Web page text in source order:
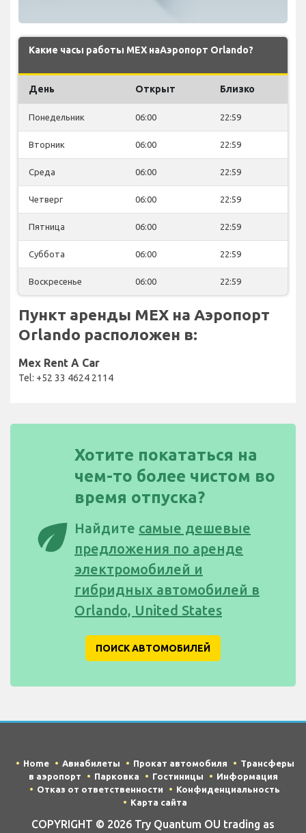
Какие часы работы MEX наАэропорт Orlando?
День Открыт Близко
Понедельник 06:00 22:59
Вторник 06:00 22:59
Среда 06:00 22:59
Четверг 06:00 22:59
Пятница 06:00 22:59
Суббота 06:00 22:59
Воскресенье 06:00 22:59
Пункт аренды MEX на Аэропорт
Orlando расположен в:
Mex Rent A Car
Tel: +52 33 4624 2114
eco
Хотите покататься на
чем-то более чистом во
время отпуска?
Найдите самые дешевые
предложения по аренде
электромобилей и
гибридных автомобилей в
Orlando, United States
ПОИСК АВТОМОБИЛЕЙ
Home Авиабилеты Прокат автомобиля
Трансферы
в аэропорт
Парковка Гостиницы
Информация
Отказ от ответственности
Конфиденциальность
Карта сайта
COPYRIGHT © 2026 Try Quantum OU trading as